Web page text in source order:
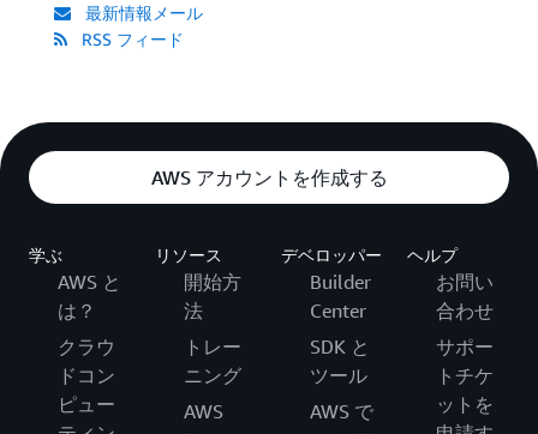
[(99800, 101480), (127520, 131760), ...]
'''
  start
append ( {
'StartTime'
: start /1000.)
'Duration': str start)/1000.
}
})
'''
The inputs array now looks like:
最新情報メール
RSS フィード
AWS アカウントを作成する
学ぶ
AWS と
は？
クラウ
ドコン
ピュー
リソース
開始方
法
トレー
ニング
AWS
デベロッパー
Builder
Center
SDK と
ツール
AWS で
ヘルプ
お問い
合わせ
サポー
トチケ
ットを